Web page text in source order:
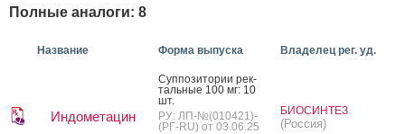
Полные аналоги: 8
Название Форма выпуска Владелец рег. уд.
Индометацин
Суп­по­зито­рии рек­
таль­ные 100 мг: 10
шт.
РУ: ЛП-№(010421)-
(РГ-RU) от 03.06.25
БИОСИНТЕЗ
(Россия)